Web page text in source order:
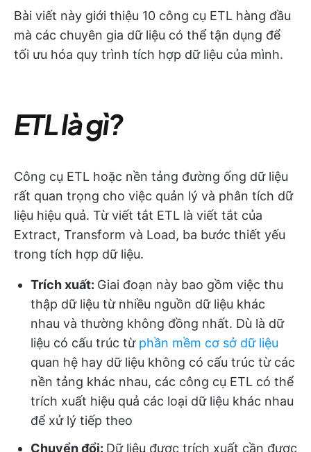
Bài viết này giới thiệu 10 công cụ ETL hàng đầu
mà các chuyên gia dữ liệu có thể tận dụng để
tối ưu hóa quy trình tích hợp dữ liệu của mình.
ETL là gì?
Công cụ ETL hoặc nền tảng đường ống dữ liệu
rất quan trọng cho việc quản lý và phân tích dữ
liệu hiệu quả. Từ viết tắt ETL là viết tắt của
Extract, Transform và Load, ba bước thiết yếu
trong tích hợp dữ liệu.
Trích xuất: Giai đoạn này bao gồm việc thu
thập dữ liệu từ nhiều nguồn dữ liệu khác
nhau và thường không đồng nhất. Dù là dữ
liệu có cấu trúc từ phần mềm cơ sở dữ liệu
quan hệ hay dữ liệu không có cấu trúc từ các
nền tảng khác nhau, các công cụ ETL có thể
trích xuất hiệu quả các loại dữ liệu khác nhau
để xử lý tiếp theo
Chuyển đổi: Dữ liệu được trích xuất cần được